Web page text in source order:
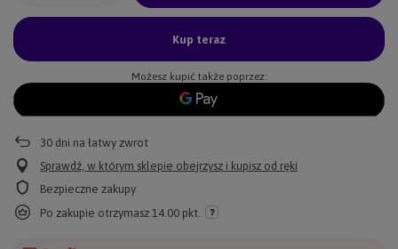
Kup teraz
Możesz kupić także poprzez:
30 dni na łatwy zwrot
Sprawdź, w którym sklepie obejrzysz i kupisz od ręki
Bezpieczne zakupy
Po zakupie otrzymasz 14.00 pkt.